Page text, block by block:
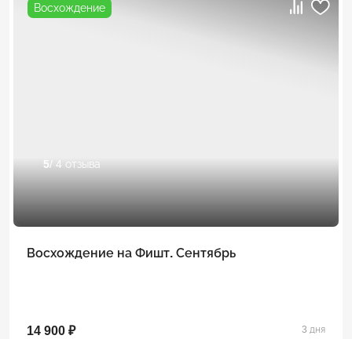
Восхождение
5/ 4 отзыва
Восхождение на Фишт. Сентябрь
14 900 ₽ 3 дня